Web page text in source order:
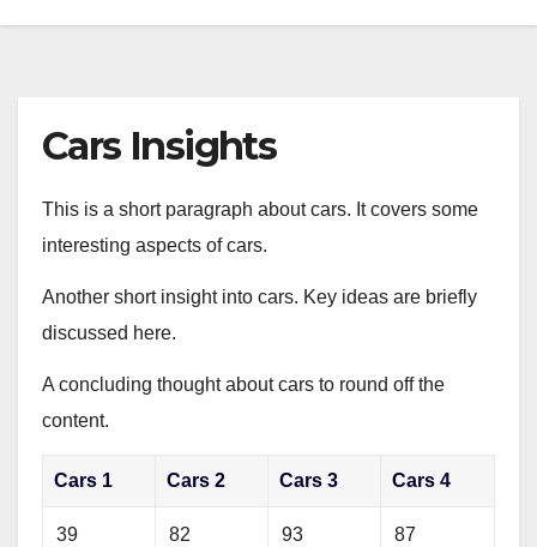
Cars Insights
This is a short paragraph about cars. It covers some
interesting aspects of cars.
Another short insight into cars. Key ideas are briefly
discussed here.
A concluding thought about cars to round off the
content.
Cars 1 Cars 2 Cars 3 Cars 4
39 82 93 87